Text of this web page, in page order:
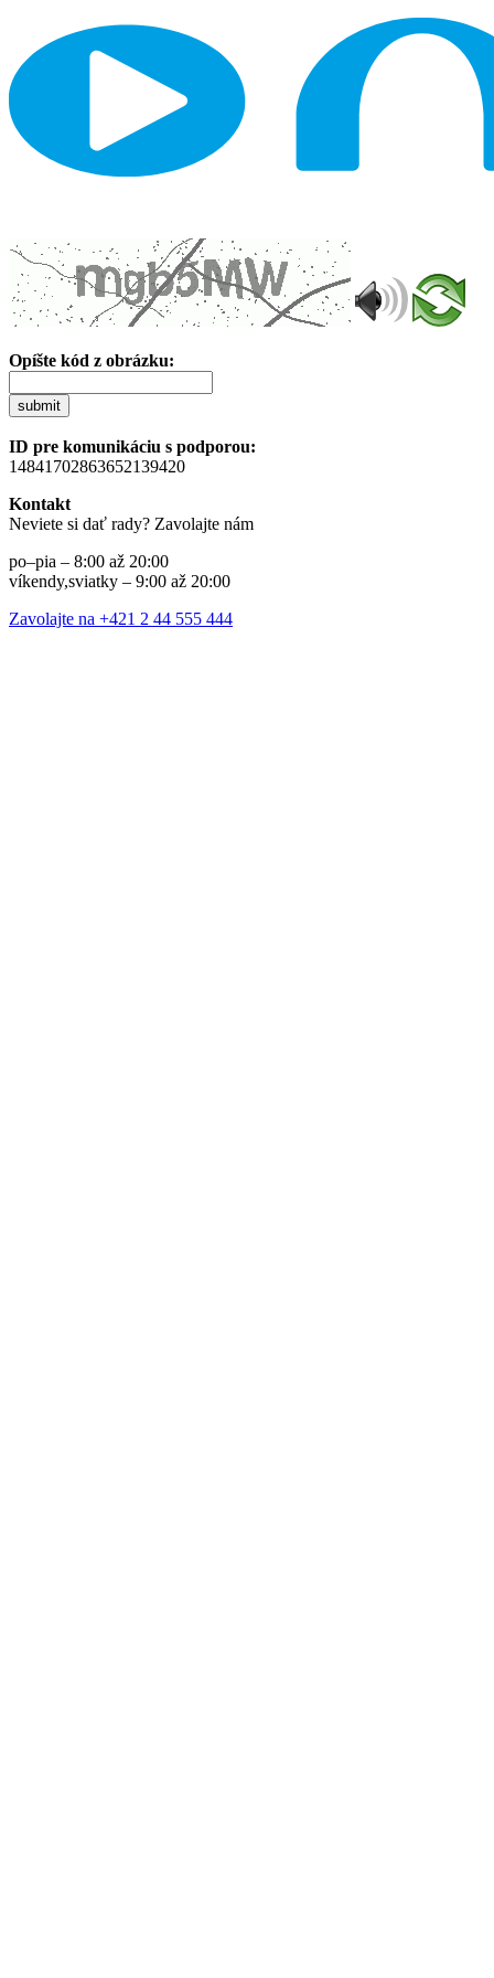
Opíšte kód z obrázku:
submit
ID pre komunikáciu s podporou:
14841702863652139420
Kontakt
Neviete si dať rady? Zavolajte nám
po–pia – 8:00 až 20:00
víkendy,sviatky – 9:00 až 20:00
Zavolajte na +421 2 44 555 444